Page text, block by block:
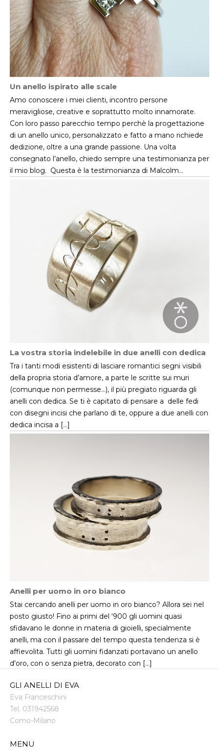
Un anello ispirato alle scale
Amo conoscere i miei clienti, incontro persone
meravigliose, creative e soprattutto molto innamorate.
Con loro passo parecchio tempo perchè la progettazione
di un anello unico, personalizzato e fatto a mano richiede
dedizione, oltre a una grande passione. Una volta
consegnato l’anello, chiedo sempre una testimonianza per
il mio blog. Questa è la testimonianza di Malcolm…
La vostra storia indelebile in due anelli con dedica
Tra i tanti modi esistenti di lasciare romantici segni visibili
della propria storia d’amore, a parte le scritte sui muri
(comunque non permesse…), il più pregiato riguarda gli
anelli con dedica. Se ti è capitato di pensare a delle fedi
con disegni incisi che parlano di te, oppure a due anelli con
dedica incisa a […]
Anelli per uomo in oro bianco
Stai cercando anelli per uomo in oro bianco? Allora sei nel
posto giusto! Fino ai primi del ‘900 gli uomini quasi
sfidavano le donne in materia di gioielli, specialmente
anelli, ma con il passare del tempo questa tendenza si è
affievolita. Tutti gli uomini fidanzati portavano un anello
d’oro, con o senza pietra, decorato con […]
GLI ANELLI DI EVA
Eva Franceschini
Tel. 031942568
Como-Milano
MENU